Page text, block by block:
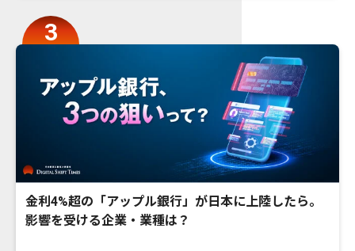
金利4%超の「アップル銀行」が日本に上陸したら。
影響を受ける企業・業種は？